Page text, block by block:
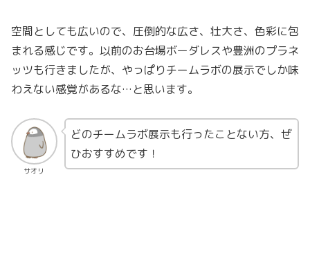
空間としても広いので、圧倒的な広さ、壮大さ、色彩に包
まれる感じです。以前のお台場ボーダレスや豊洲のプラネ
ッツも行きましたが、やっぱりチームラボの展示でしか味
わえない感覚があるな…と思います。
サオリ
どのチームラボ展示も行ったことない方、ぜ
ひおすすめです！